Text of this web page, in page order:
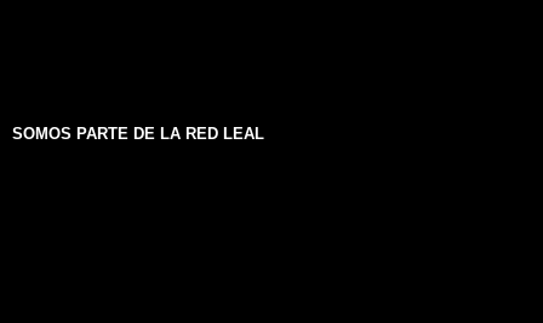
SOMOS PARTE DE LA RED LEAL